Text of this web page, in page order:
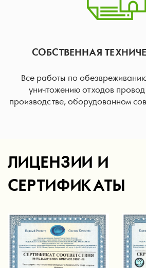
СОБСТВЕННАЯ
Все работы по
уничтожению отходов
производстве, оборудованном
ЛИЦЕНЗИИ И
СЕРТИФИКАТЫ